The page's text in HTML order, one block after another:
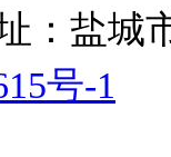
：盐城
号-1